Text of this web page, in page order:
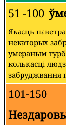
51 -100
Якасць
некаторых
умераным
колькасці
забруджвання
101-150